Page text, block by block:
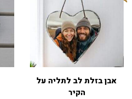
אבן בזלת לב לתליה על
הקיר